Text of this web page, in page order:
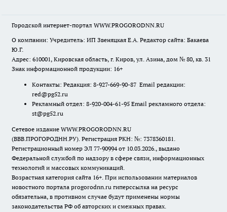
Городской интернет-портал WWW.PROGORODNN.RU
О компании: Учредитель: ИП Звеняцкая Е.А. Редактор сайта: Бакаева
Ю.Г.
Адрес: 610001, Кировская область, г. Киров, ул. Азина, дом № 80, кв. 31
Знак информационной продукции: 16+
Контакты: Редакция: 8-927-669-90-87 Email редакции:
red@pg52.ru
Рекламный отдел: 8-920-004-61-95 Email рекламного отдела:
st@pg52.ru
Сетевое издание WWW.PROGORODNN.RU
(ВВВ.ПРОГОРОДНН.РУ). Регистрация РКН: №: 7378360181.
Регистрационный номер ЭЛ 77-90994 от 10.03.2026., выдано
Федеральной службой по надзору в сфере связи, информационных
технологий и массовых коммуникаций.
Возрастная категория сайта 16+. При использовании материалов
новостного портала progorodnn.ru гиперссылка на ресурс
обязательна, в противном случае будут применены нормы
законодательства РФ об авторских и смежных правах.